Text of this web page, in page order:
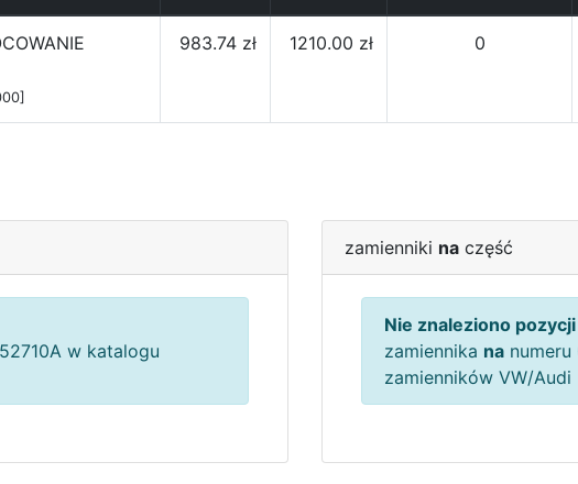
983.74 zł 1210.00 zł 0
w katalogu
zamienniki na część
Nie znaleziono pozycji
zamiennika na
zamienników VW/Audi